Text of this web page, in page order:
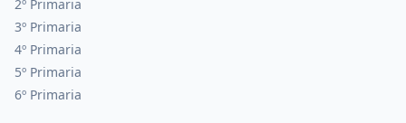
2º Primaria
3º Primaria
4º Primaria
5º Primaria
6º Primaria